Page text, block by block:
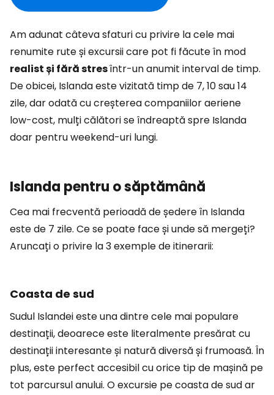
Am adunat câteva sfaturi cu privire la cele mai
renumite rute și excursii care pot fi făcute în mod
realist și fără stresîntr-un anumit interval de timp.
De obicei, Islanda este vizitată timp de 7, 10 sau 14
zile, dar odată cu creșterea companiilor aeriene
low-cost, mulți călători se îndreaptă spre Islanda
doar pentru weekend-uri lungi.
Islanda pentru o săptămână
Cea mai frecventă perioadă de ședere în Islanda
este de 7 zile. Ce se poate face și unde să mergeți?
Aruncați o privire la 3 exemple de itinerarii:
Coasta de sud
Sudul Islandei este una dintre cele mai populare
destinații, deoarece este literalmente presărat cu
destinații interesante și natură diversă și frumoasă. În
plus, este perfect accesibil cu orice tip de mașină pe
tot parcursul anului. O excursie pe coasta de sud ar